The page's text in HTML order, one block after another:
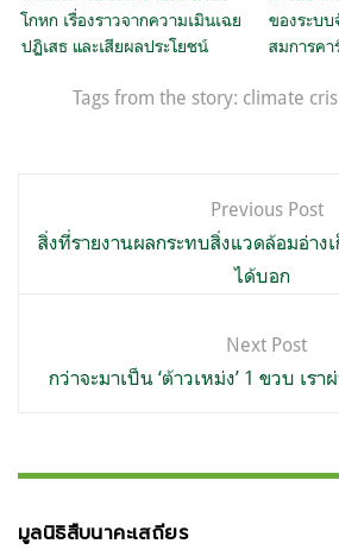
โกหก เรื่องราวจากความเมินเฉย
ปฏิเสธ และเสียผลประโยชน์
ของระบบ
สมการคา
Tags from the story: climate
เรื่อง
Previous Post
สิ่งที่รายงานผลกระทบสิ่งแวดล้อมอ่าง
ได้บอก
Next Post
กว่าจะมาเป็น ‘ต้าวเหม่ง’ 1 ขวบ เร
มูลนิธิสืบนาคะเสถียร